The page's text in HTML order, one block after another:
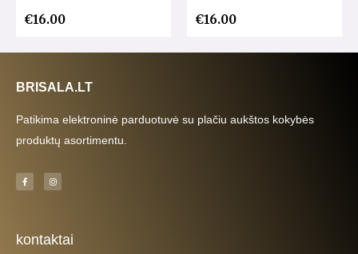
€16.00 €16.00
BRISALA.LT
Patikima elektroninė parduotuvė su plačiu aukštos kokybės
produktų asortimentu.
F
a
c
-
f
I
n
s
m
kontaktai